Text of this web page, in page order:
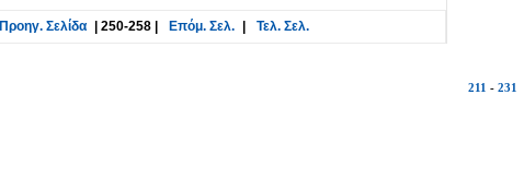
Προηγ. Σελίδα 250-258 Επόμ. Σελ. Τελ. Σελ.
211 - 231